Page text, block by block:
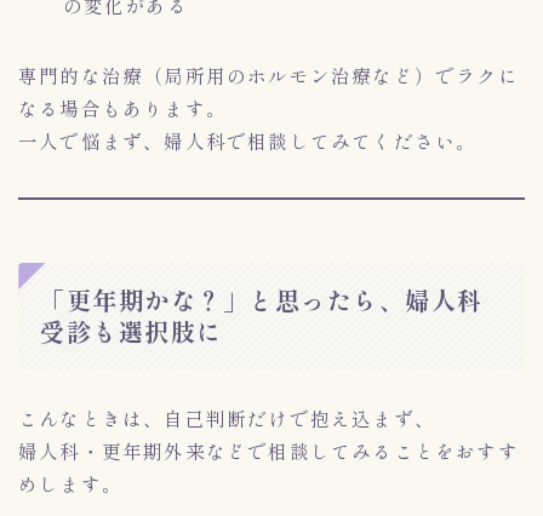
専門的な治療（局所用のホルモン治療など）でラクに
なる場合もあります。
一人で悩まず、婦人科で相談してみてください。
「更年期かな？」と思ったら、婦人科
受診も選択肢に
こんなときは、自己判断だけで抱え込まず、
婦人科・更年期外来などで相談してみることをおすす
めします。